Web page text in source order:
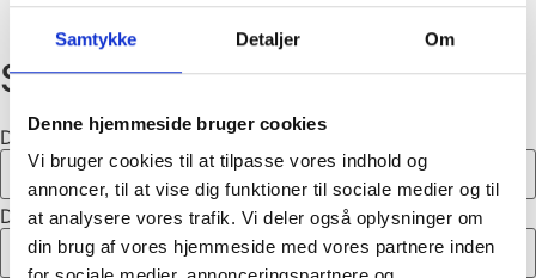
Samtykke Detaljer Om
Denne hjemmeside bruger cookies
Vi bruger cookies til at tilpasse vores indhold og
annoncer, til at vise dig funktioner til sociale medier og til
at analysere vores trafik. Vi deler også oplysninger om
din brug af vores hjemmeside med vores partnere inden
Skal vi ringe dig op?
Dit navn
Dit tlf.nr.